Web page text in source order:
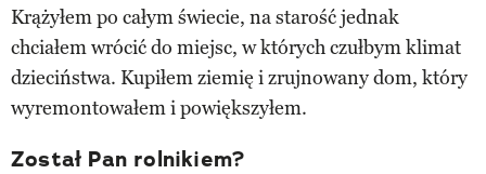
Krążyłem po całym świecie, na starość jednak
chciałem wrócić do miejsc, w których czułbym klimat
dzieciństwa. Kupiłem ziemię i zrujnowany dom, który
wyremontowałem i powiększyłem.
Został Pan rolnikiem?